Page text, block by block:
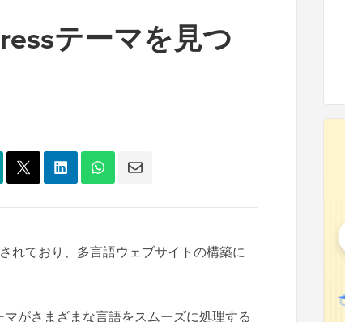
テーマを見つ
れており、多言語ウェブサイトの構築に
がさまざまな言語をスムーズに処理する
サ
ー